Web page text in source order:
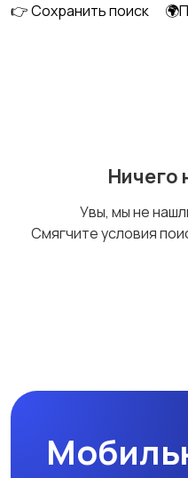
инструменты
👉 Сохранить поиск
Ничего
Увы, мы не
Смягчите условия